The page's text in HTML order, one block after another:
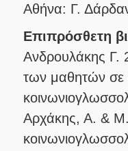
Αθήνα: Γ.
Επιπρόσθετη
Ανδρουλάκης Γ.
των μαθητών σε
Αρχάκης, Α. &